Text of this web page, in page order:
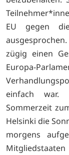
EU gegen
zügig einen
Europa-
einfach war.
Sommerzeit
Helsinki die
morgens